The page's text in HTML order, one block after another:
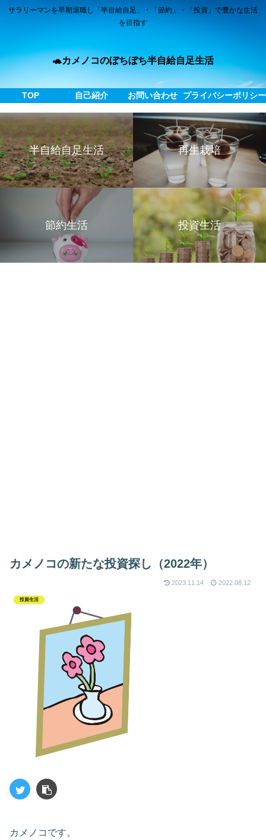
サラリーマンを早期退職し「半自給自足」・「節約」・「投資」で豊かな生活
を目指す
🐢カメノコのぼちぼち半自給自足生活
TOP 自己紹介 お問い合わせ プライバシーポリシー
半自給自足生活 再生栽培
節約生活 投資生活
カメノコの新たな投資探し（2022年）
2023.11.14 2022.08.12
投資生活
カメノコです。